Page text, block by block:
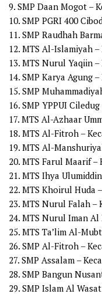
9. SMP Daan Mogot –
10. SMP PGRI 400
11. SMP Raudhah
12. MTS Al-Islamiyah
13. MTS Nurul Yaqiin
14. SMP Karya Agung
15. SMP
16. SMP YPPUI
17. MTS Al-Azhaar
18. MTS Al-Fitroh –
19. MTS Al-
20. MTS Farul Maarif
21. MTS Ihya
22. MTS Khoirul Huda
23. MTS Nurul Falah –
24. MTS Nurul Iman
25. MTS Ta’lim Al-
26. SMP Al-Fitroh –
27. SMP Assalam –
28. SMP Bangun
29. SMP Islam Al